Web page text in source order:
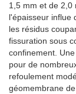
1,5 mm et de 2,0
l'épaisseur influe
les résidus
fissuration sous
confinement.
pour de
refoulement
géomembrane